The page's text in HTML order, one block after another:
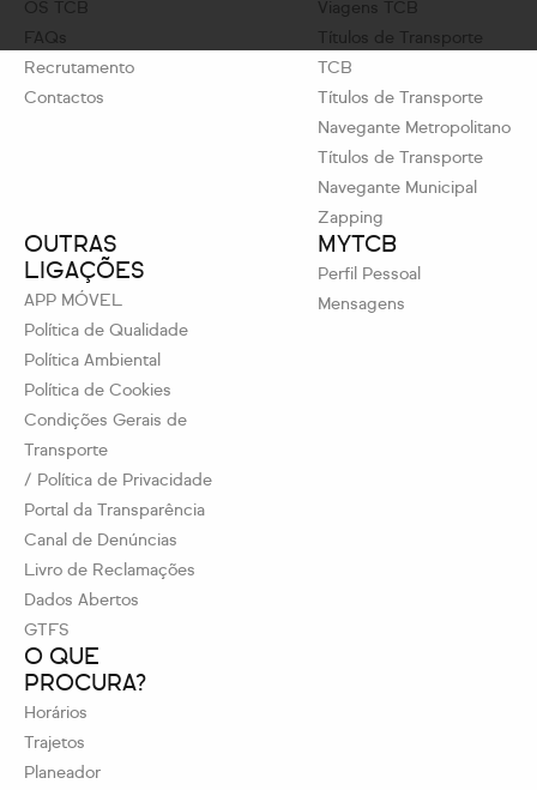
OS TCB
FAQs
Recrutamento
Contactos
Viagens TCB
Títulos de Transporte
TCB
Títulos de Transporte
Navegante Metropolitano
Títulos de Transporte
Navegante Municipal
Zapping
O QUE
PROCURA?
Horários
Trajetos
Planeador
OUTRAS
LIGAÇÕES
APP MÓVEL
Política de Qualidade
Política Ambiental
Política de Cookies
Condições Gerais de
Transporte
/ Política de Privacidade
Portal da Transparência
Canal de Denúncias
Livro de Reclamações
Dados Abertos
GTFS
MYTCB
Perfil Pessoal
Mensagens